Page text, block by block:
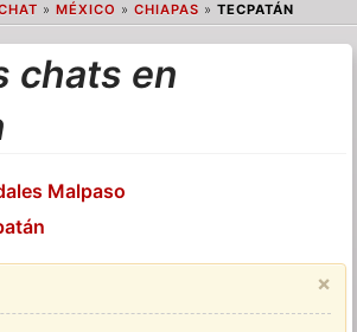
» MÉXICO » CHIAPAS » TECPATÁN
chats en
Malpaso
×